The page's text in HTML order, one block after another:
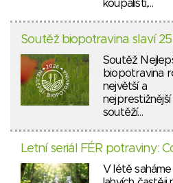
koupališti,…
Soutěž biopotravina slaví
Soutěž
biopotravina
největší a
nejprestižnější
soutěží…
Letní seriál FÉR potraviny:
V létě